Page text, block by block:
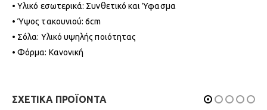
• Υλικό εσωτερικά: Συνθετικό και Ύφασμα
• Ύψος τακουνιού: 6cm
• Σόλα: Υλικό υψηλής ποιότητας
• Φόρμα: Κανονική
ΣΧΕΤΙΚΑ ΠΡΟΪΟΝΤΑ